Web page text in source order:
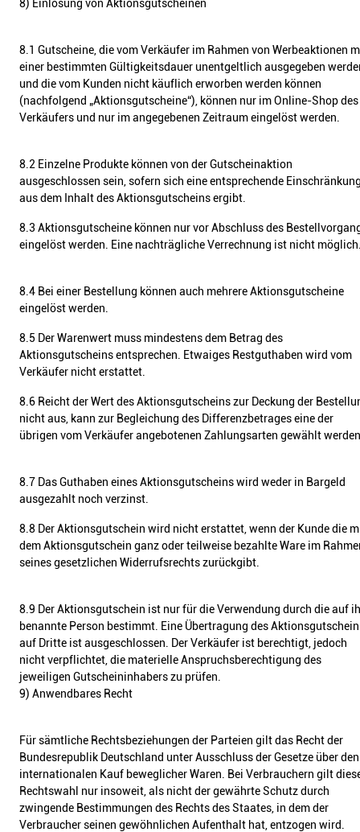
8) Einlösung von Aktionsgutscheinen
8.1 Gutscheine, die vom Verkäufer im Rahmen von Werbeaktionen
einer bestimmten Gültigkeitsdauer unentgeltlich ausgegeben
und die vom Kunden nicht käuflich erworben werden können
(nachfolgend „Aktionsgutscheine“), können nur im Online-Shop des
Verkäufers und nur im angegebenen Zeitraum eingelöst werden.
8.2 Einzelne Produkte können von der Gutscheinaktion
ausgeschlossen sein, sofern sich eine entsprechende
aus dem Inhalt des Aktionsgutscheins ergibt.
8.3 Aktionsgutscheine können nur vor Abschluss des
eingelöst werden. Eine nachträgliche Verrechnung ist nicht
8.4 Bei einer Bestellung können auch mehrere Aktionsgutscheine
eingelöst werden.
8.5 Der Warenwert muss mindestens dem Betrag des
Aktionsgutscheins entsprechen. Etwaiges Restguthaben wird vom
Verkäufer nicht erstattet.
8.6 Reicht der Wert des Aktionsgutscheins zur Deckung der
nicht aus, kann zur Begleichung des Differenzbetrages eine der
übrigen vom Verkäufer angebotenen Zahlungsarten gewählt
8.7 Das Guthaben eines Aktionsgutscheins wird weder in Bargeld
ausgezahlt noch verzinst.
8.8 Der Aktionsgutschein wird nicht erstattet, wenn der Kunde die
dem Aktionsgutschein ganz oder teilweise bezahlte Ware im
seines gesetzlichen Widerrufsrechts zurückgibt.
8.9 Der Aktionsgutschein ist nur für die Verwendung durch die auf
benannte Person bestimmt. Eine Übertragung des
auf Dritte ist ausgeschlossen. Der Verkäufer ist berechtigt, jedoch
nicht verpflichtet, die materielle Anspruchsberechtigung des
jeweiligen Gutscheininhabers zu prüfen.
9) Anwendbares Recht
Für sämtliche Rechtsbeziehungen der Parteien gilt das Recht der
Bundesrepublik Deutschland unter Ausschluss der Gesetze über den
internationalen Kauf beweglicher Waren. Bei Verbrauchern gilt
Rechtswahl nur insoweit, als nicht der gewährte Schutz durch
zwingende Bestimmungen des Rechts des Staates, in dem der
Verbraucher seinen gewöhnlichen Aufenthalt hat, entzogen wird.